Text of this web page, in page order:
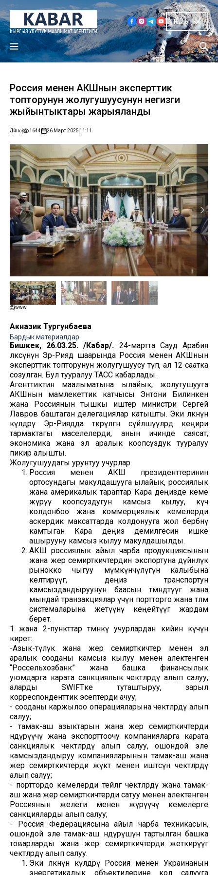
Кыр
Россия менен АКШнын эксперттик
топторунун жолугушуусунун негизги
жыйынтыктары жарыяланды
Дүйнө 1644 26 Март 2025 11:11
www
Акназик Тургунбаева
Бардык материалдар
Бишкек, 26.03.25. /Кабар/. 24-мартта Сауд Арабия
өлкөсүнүн Эр-Рияд шаарында Россия менен АКШнын
эксперттик топторунун жолугушуусу өтүп, ал 12 саатка
созулган. Бул тууралуу ТАСС кабарлады.
Агенттиктин маалыматына ылайык, жолугушууга
АКШнын мамлекеттик катчысы Энтони Билинкен
жана Россиянын тышкы иштер министри Сергей
Лавров баштаган делегациялар катышты. Эки өлкөнүн
өкүлдөрү Эр-Риядда өткөрүлгөн сүйлөшүүлөрдө кеңири
тармактагы маселелерди, анын ичинде саясат,
экономика жана эл аралык коопсуздук тууралуу
пикир алышты.
Жолугушуудагы урунтуу учурлар.
Россия менен АКШ президенттеринин
ортосундагы макулдашууга ылайык, россиялык
жана америкалык тараптар Кара деңизде кеме
жүрүү коопсуздугун камсыз кылуу, күч
колдонбоо жана коммерциялык кемелерди
аскердик максаттарда колдонууга жол бербөөнү
камтыган Кара деңиз демилгесин ишке
ашырууну камсыз кылуу макулдашылды.
АКШ россиялык айыл чарба продукциясынын
жана жер семирткичтердин экспортуна дүйнөлүк
рынокко чыгуу мүмкүнчүлүгүн калыбына
келтирүүгө, деңиз транспортун
камсыздандыруунун баасын төмөндөтүүгө жана
мындай транзакциялар үчүн портторго жана төлөм
системаларына жетүүнү кеңейтүүгө жардам
берет.
1 жана 2-пункттар төмөнкү учурлардан кийин күчүнө
кирет:
-Азык-түлүк жана жер семирткичтер менен эл
аралык сооданы камсыз кылуу менен алектенген
“Россельхозбанк” жана башка финансылык
уюмдарга карата санкциялык чектөөлөрдү алып салуу,
аларды SWIFTке туташтыруу, зарыл
корреспонденттик эсептерди ачуу;
- сооданы каржылоо операцияларына чектөөлөрдү алып
салуу;
- тамак-аш азыктарын жана жер семирткичтерди
өндүрүүчү жана экспорттоочу компанияларга карата
санкциялык чектөөлөрдү алып салуу, ошондой эле
камсыздандыруу компанияларынын тамак-аш жана
жер семирткичтерди жүктөө менен иштөөсүнө чектөөлөрдү
алып салуу;
- порттордо кемелерди тейлөөгө чектөөлөрдү жана тамак-
аш жана жер семирткичтерди сатуу менен алектенген
Россиянын желеги менен жүрүүчү кемелерге
санкцияларды алып салуу;
- Россия Федерациясына айыл чарба техникасын,
ошондой эле тамак-аш өндүрүшүнө тартылган башка
товарларды жана жер семирткичтерди жеткирүүгө
чектөөлөрдү алып салуу.
Эки өлкөнүн өкүлдөрү Россия менен Украинанын
энергетикалык объектилерине кол салууга